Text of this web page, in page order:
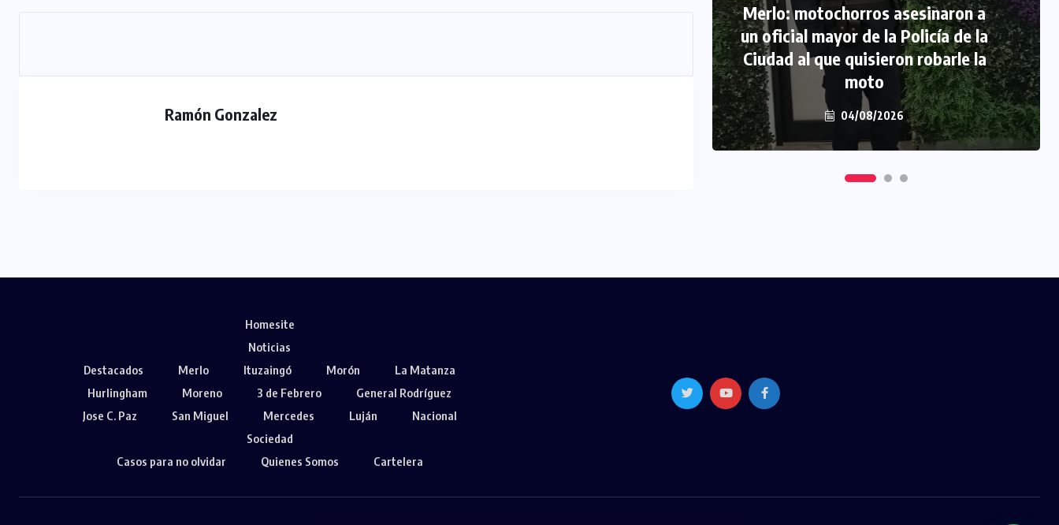
Ramón Gonzalez
Merlo: cayó un exgendarme
Carapachay
03/08/2026
Merlo: motochorros asesinaron a
un oficial mayor de la Policía de la
Ciudad al que quisieron robarle la
moto
04/08/2026
Morón: se negó a declarar la
funcionaria narco y seguirá
detenida camino a prisión
preventiva
04/08/2026
Homesite
Noticias
Destacados
Merlo Ituzaingó Morón
La Matanza
Hurlingham
Moreno 3 de Febrero
General Rodríguez
Jose C. Paz
San Miguel Mercedes Luján
Nacional
Sociedad
Casos para no olvidar
Quienes Somos Cartelera